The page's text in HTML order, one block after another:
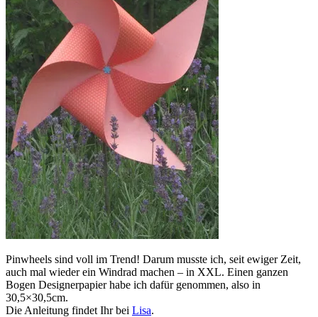
Pinwheels sind voll im Trend! Darum musste ich, seit ewiger Zeit,
auch mal wieder ein Windrad machen – in XXL. Einen ganzen
Bogen Designerpapier habe ich dafür genommen, also in
30,5×30,5cm.
Die Anleitung findet Ihr bei Lisa.